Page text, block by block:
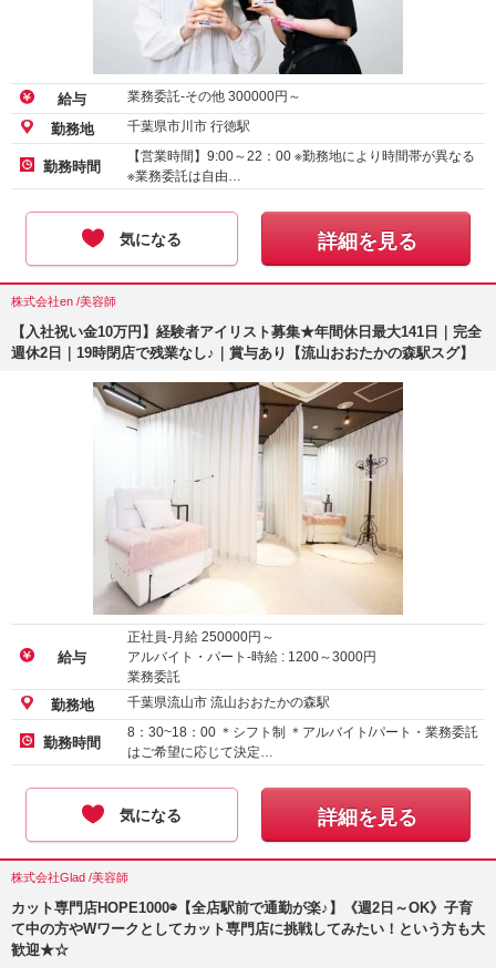
給与 業務委託-その他 300000円～
勤務地 千葉県市川市 行徳駅
勤務時間
【営業時間】9:00～22：00 ※勤務地により時間帯が異なる
※業務委託は自由…
気になる 詳細を見る
株式会社en /美容師
【入社祝い金10万円】経験者アイリスト募集★年間休日最大141日｜完全
週休2日｜19時閉店で残業なし♪｜賞与あり【流山おおたかの森駅スグ】
給与
正社員-月給 250000円～
アルバイト・パート-時給 : 1200～3000円
業務委託
勤務地 千葉県流山市 流山おおたかの森駅
勤務時間
8：30~18：00 ＊シフト制 ＊アルバイト/パート・業務委託
はご希望に応じて決定…
気になる 詳細を見る
株式会社Glad /美容師
カット専門店HOPE1000◉【全店駅前で通勤が楽♪】《週2日～OK》子育
て中の方やWワークとしてカット専門店に挑戦してみたい！という方も大
歓迎★☆